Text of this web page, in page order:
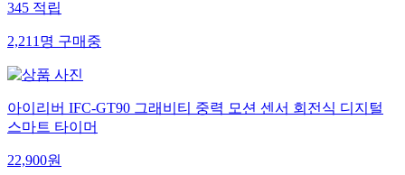
345적립
2,211명구매중
아이리버 IFC-GT90 그래비티 중력 모션 센서 회전식 디지털
스마트 타이머
22,900원